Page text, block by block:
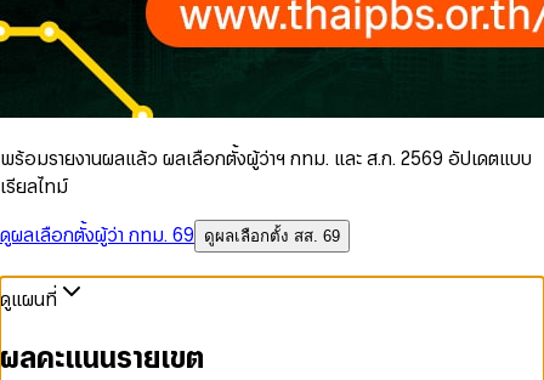
พร้อมรายงานผลแล้ว ผลเลือกตั้งผู้ว่าฯ กทม. และ ส.ก. 2569 อัปเดตแบบ
เรียลไทม์
ดูผลเลือกตั้งผู้ว่า กทม. 69
ดูผลเลือกตั้ง สส. 69
ดูแผนที่
ผลคะแนนรายเขต